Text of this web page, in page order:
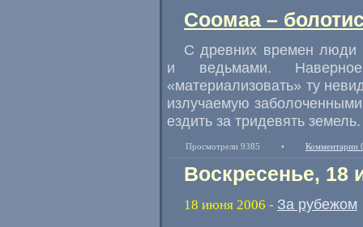
Соомаа –
С древних времен люди
и ведьмами.
«материализовать» ту
излучаемую
ездить за тридевять
Просмотрели 9385 • Комментарии
Воскресенье, 18
18 июня 2006 - За рубежом